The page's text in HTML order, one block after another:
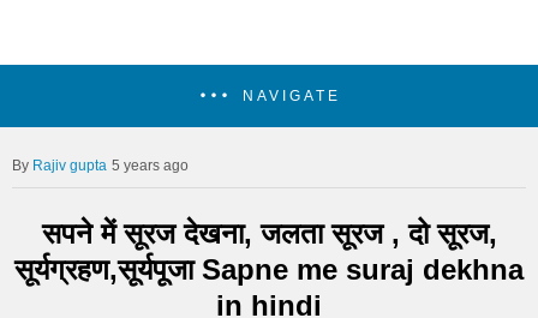
NAVIGATE
Rajiv gupta 5 years ago
सपने में सूरज देखना, जलता सूरज , दो सूरज,
सूर्यग्रहण,सूर्यपूजा Sapne me suraj dekhna
in hindi